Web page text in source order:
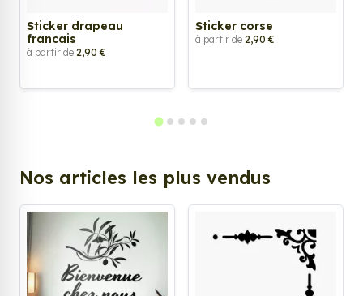
Sticker drapeau
francais
à partir de 2,90 €
Sticker corse
à partir de 2,90 €
Nos articles les plus vendus